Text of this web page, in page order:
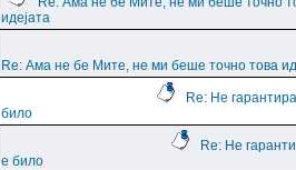
идејата
Re: Ама не бе Мите, не ми беше точно това
Re: Не
било
Re: Не
е било